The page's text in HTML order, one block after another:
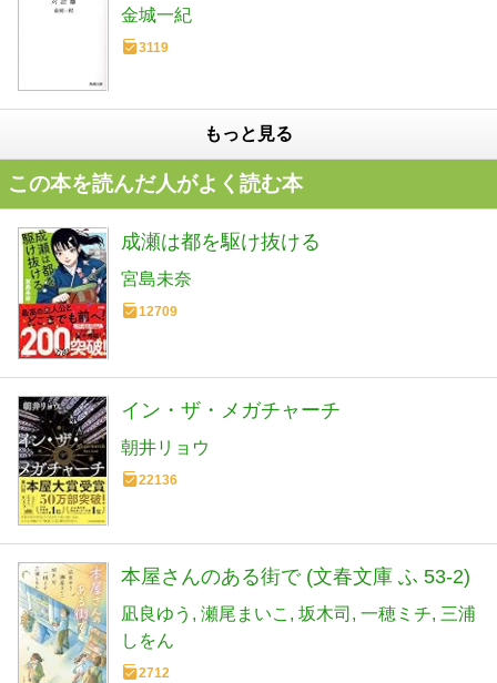
金城一紀
3119
もっと見る
この本を読んだ人がよく読む本
成瀬は都を駆け抜ける
宮島未奈
12709
イン・ザ・メガチャーチ
朝井リョウ
22136
本屋さんのある街で (文春文庫 ふ 53-2)
凪良ゆう 瀬尾まいこ 坂木司 一穂ミチ 三浦
しをん
2712